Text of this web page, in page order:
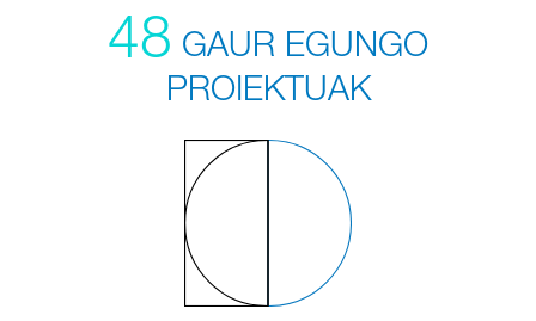
48 GAUR EGUNGO
PROIEKTUAK